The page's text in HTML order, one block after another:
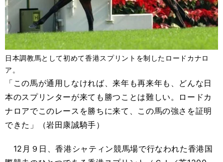
日本調教馬として初めて香港スプリントを制したロードカナロ
ア。
「この馬が通用しなければ、来年も再来年も、どんな日
本のスプリンターが来ても勝つことは難しい。ロードカ
ナロアでこのレースを勝ちに来て、この馬の強さを証明
できた」（岩田康誠騎手）
12月９日、香港シャティン競馬場で行なわれた香港国